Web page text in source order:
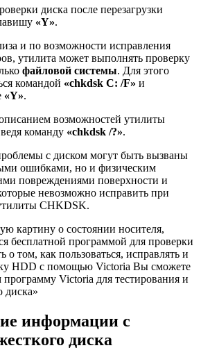
диска после перезагрузки
«Y».
и по возможности исправления
утилита может выполнять проверку
файловой системы. Для этого
командой «chkdsk C: /F» и
«Y».
возможностей утилиты
команду «chkdsk /?».
с диском могут быть вызваны
ошибками, но и физическим
повреждениями поверхности и
невозможно исправить при
CHKDSK.
картину о состоянии носителя,
бесплатной программой для проверки
о том, как пользоваться, исправлять и
HDD с помощью Victoria Вы сможете
программу Victoria для тестирования и
диска»
информации с
диска